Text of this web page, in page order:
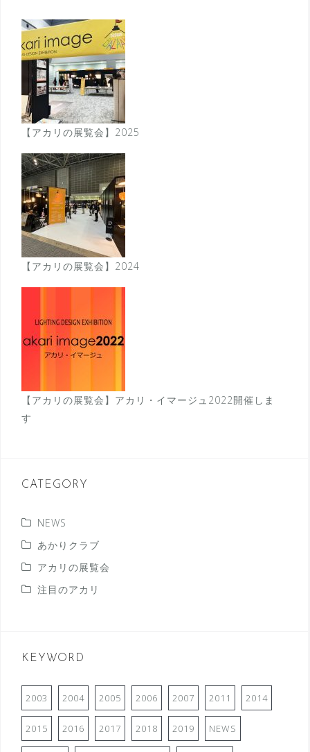
【アカリの展覧会】2025
【アカリの展覧会】2024
【アカリの展覧会】アカリ・イマージュ2022開催しま
す
CATEGORY
NEWS
あかりクラブ
アカリの展覧会
注目のアカリ
KEYWORD
2003 2004 2005 2006 2007 2011 2014
2015 2016 2017 2018 2019 NEWS